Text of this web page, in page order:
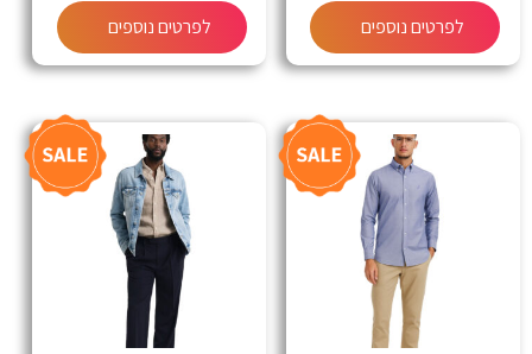
לפרטים נוספים לפרטים נוספים